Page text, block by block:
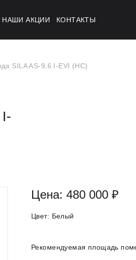
НАШИ АКЦИИ КОНТАКТЫ
SILA AS-9,6 I-EVI (HC)
Цена: 480 000 ₽
Цвет: Белый
Рекомендуемая площадь